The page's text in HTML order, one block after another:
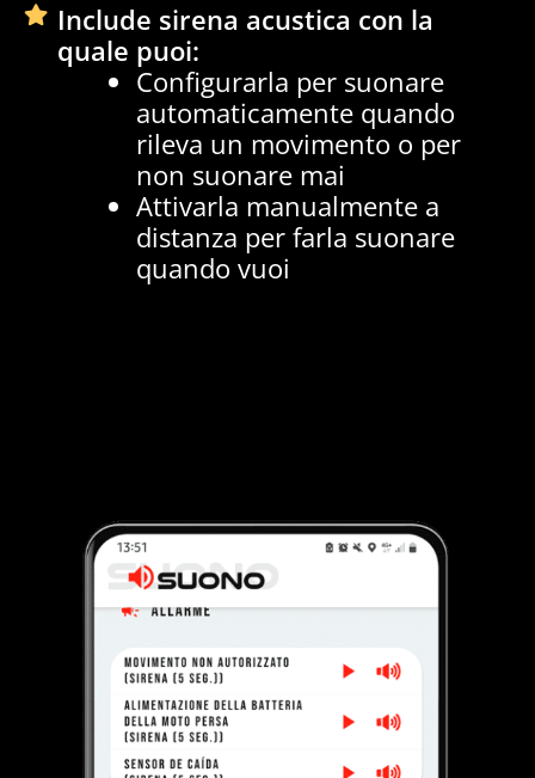
Include sirena acustica con la
quale puoi:
Configurarla per suonare
automaticamente quando
rileva un movimento o per
non suonare mai
Attivarla manualmente a
distanza per farla suonare
quando vuoi